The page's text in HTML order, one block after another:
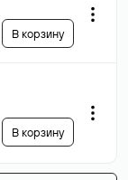
В корзину
В корзину